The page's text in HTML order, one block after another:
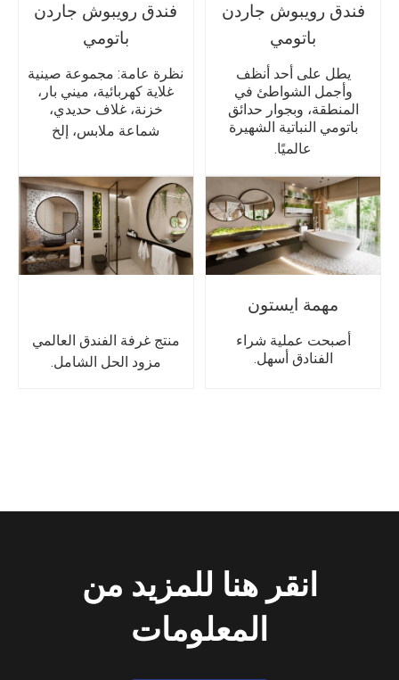
فندق رويبوش جاردن
باتومي
يطل على أحد أنظف
وأجمل الشواطئ في
المنطقة، وبجوار حدائق
باتومي النباتية الشهيرة
عالميًا.
فندق رويبوش جاردن
باتومي
نظرة عامة: مجموعة صينية
غلاية كهربائية، ميني بار،
خزنة، غلاف حديدي،
شماعة ملابس، إلخ
مهمة ايستون
أصبحت عملية شراء
الفنادق أسهل.
منتج غرفة الفندق العالمي
مزود الحل الشامل.
انقر هنا للمزيد من
المعلومات